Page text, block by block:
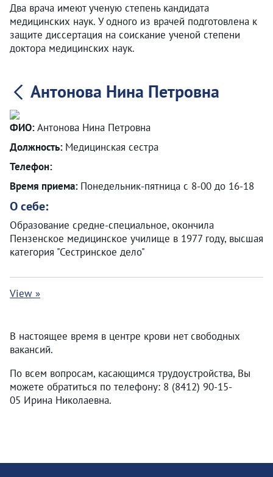
Два врача имеют ученую степень кандидата
медицинских наук. У одного из врачей подготовлена к
защите диссертация на соискание ученой степени
доктора медицинских наук.
Антонова Нина Петровна
ФИО:Антонова Нина Петровна
Должность: Медицинская сестра
Телефон:
Время приема: Понедельник-пятница с 8-00 до 16-18
О себе:
Образование средне-специальное, окончила
Пензенское медицинское училище в 1977 году, высшая
категория "Сестринское дело"
View »
В настоящее время в центре крови нет свободных
вакансий.
По всем вопросам, касающимся трудоустройства, Вы
можете обратиться по телефону: 8 (8412) 90-15-
05 Ирина Николаевна.